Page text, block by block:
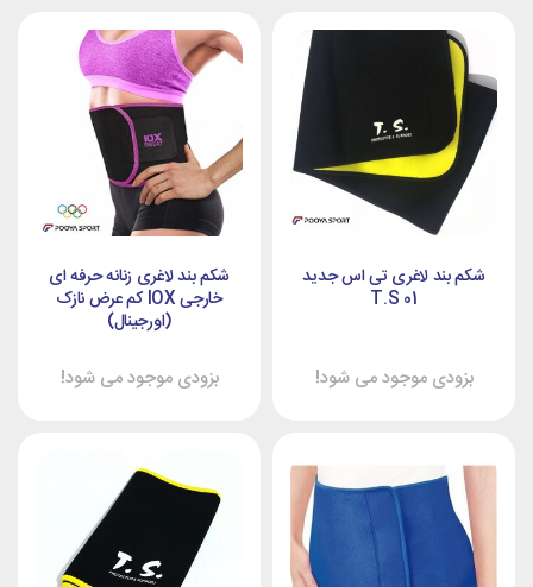
شکم بند لاغری تی اس جدید
T.S 01
بزودی موجود می شود!
شکم بند لاغری زنانه حرفه ای
خارجی IOX کم عرض نازک
(اورجینال)
بزودی موجود می شود!